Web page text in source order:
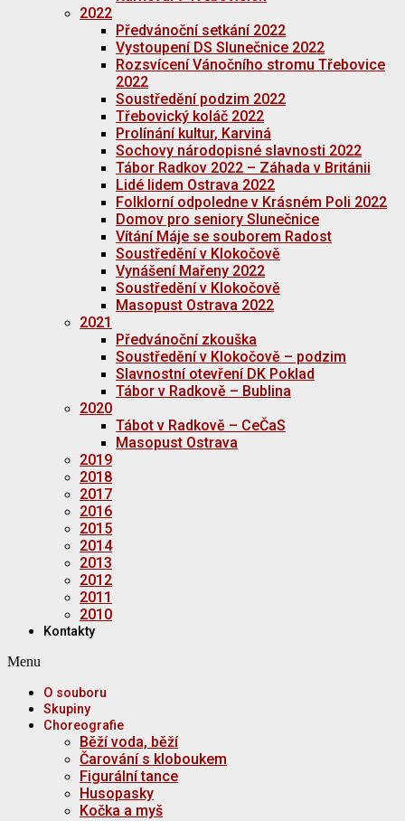
2022
Předvánoční setkání 2022
Vystoupení DS Slunečnice 2022
Rozsvícení Vánočního stromu Třebovice
2022
Soustředění podzim 2022
Třebovický koláč 2022
Prolínání kultur, Karviná
Sochovy národopisné slavnosti 2022
Tábor Radkov 2022 – Záhada v Británii
Lidé lidem Ostrava 2022
Folklorní odpoledne v Krásném Poli 2022
Domov pro seniory Slunečnice
Vítání Máje se souborem Radost
Soustředění v Klokočově
Vynášení Mařeny 2022
Soustředění v Klokočově
Masopust Ostrava 2022
2021
Předvánoční zkouška
Soustředění v Klokočově – podzim
Slavnostní otevření DK Poklad
Tábor v Radkově – Bublina
2020
Tábot v Radkově – CeČaS
Masopust Ostrava
2019
2018
2017
2016
2015
2014
2013
2012
2011
2010
Kontakty
Menu
O souboru
Skupiny
Choreografie
Běží voda, běží
Čarování s kloboukem
Figurální tance
Husopasky
Kočka a myš